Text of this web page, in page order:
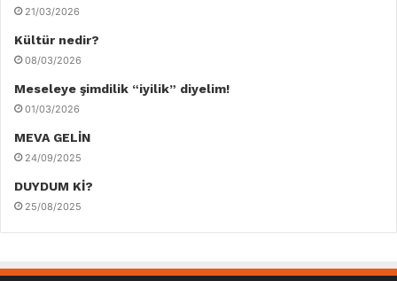
21/03/2026
Kültür nedir?
08/03/2026
Meseleye şimdilik “iyilik” diyelim!
01/03/2026
MEVA GELİN
24/09/2025
DUYDUM Kİ?
25/08/2025